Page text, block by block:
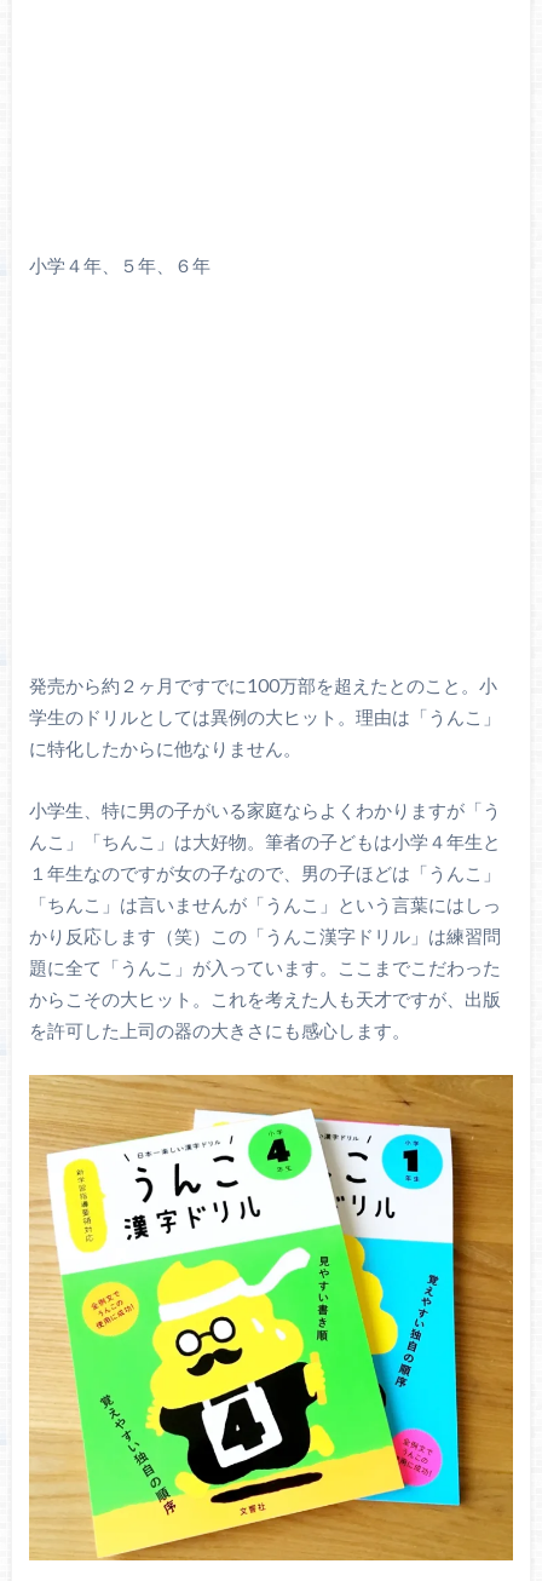
小学４年、５年、６年
発売から約２ヶ月ですでに100万部を超えたとのこと。小
学生のドリルとしては異例の大ヒット。理由は「うんこ」
に特化したからに他なりません。
小学生、特に男の子がいる家庭ならよくわかりますが「う
んこ」「ちんこ」は大好物。筆者の子どもは小学４年生と
１年生なのですが女の子なので、男の子ほどは「うんこ」
「ちんこ」は言いませんが「うんこ」という言葉にはしっ
かり反応します（笑）この「うんこ漢字ドリル」は練習問
題に全て「うんこ」が入っています。ここまでこだわった
からこその大ヒット。これを考えた人も天才ですが、出版
を許可した上司の器の大きさにも感心します。